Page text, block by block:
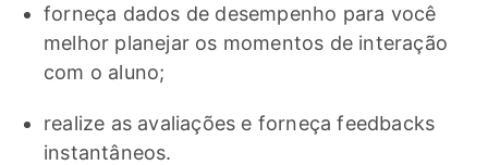
forneça dados de desempenho para você
melhor planejar os momentos de interação
com o aluno;
realize as avaliações e forneça feedbacks
instantâneos.